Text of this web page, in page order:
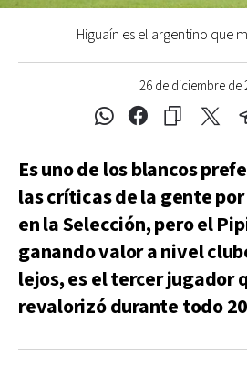
26 de diciembre de
Higuaín es el argentino que
Es uno de los blancos
las críticas de la gente
en la Selección, pero el
ganando valor a nivel
lejos, es el tercer jugador
revalorizó durante todo